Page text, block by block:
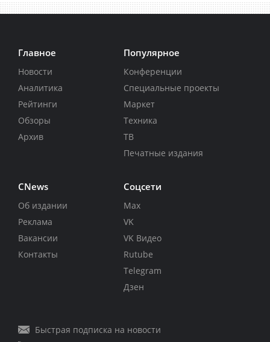
Главное
Новости
Аналитика
Рейтинги
Обзоры
Архив
Популярное
Конференции
Специальные проекты
Маркет
Техника
ТВ
Печатные издания
CNews
Об издании
Реклама
Вакансии
Контакты
Соцсети
Max
VK
VK Видео
Rutube
Telegram
Дзен
Быстрая подписка на новости